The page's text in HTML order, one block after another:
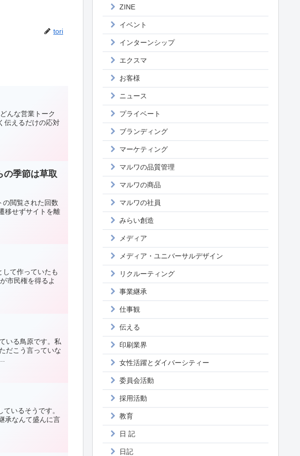
tori
んな営業トーク
伝えるだけの応対
の季節は草取
の閲覧された回数
移せずサイトを離
て作っていたも
市民権を得るよ
いる鳥原です。私
だこう言っていな
いるそうです。
承なんて盛んに言
ZINE
イベント
インターンシップ
エクスマ
お客様
ニュース
プライベート
ブランディング
マーケティング
マルワの品質管理
マルワの商品
マルワの社員
みらい創造
メディア
メディア・ユニバーサルデザイン
リクルーティング
事業継承
仕事観
伝える
印刷業界
女性活躍とダイバーシティー
委員会活動
採用活動
教育
日 記
日記